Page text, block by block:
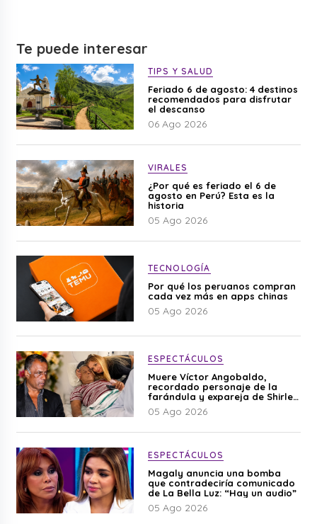
Te puede interesar
TIPS Y SALUD
Feriado 6 de agosto: 4 destinos
recomendados para disfrutar
el descanso
06 Ago 2026
VIRALES
¿Por qué es feriado el 6 de
agosto en Perú? Esta es la
historia
05 Ago 2026
TECNOLOGÍA
Por qué los peruanos compran
cada vez más en apps chinas
05 Ago 2026
ESPECTÁCULOS
Muere Víctor Angobaldo,
recordado personaje de la
farándula y expareja de Shirley
Cherres
05 Ago 2026
ESPECTÁCULOS
Magaly anuncia una bomba
que contradeciría comunicado
de La Bella Luz: “Hay un audio”
05 Ago 2026